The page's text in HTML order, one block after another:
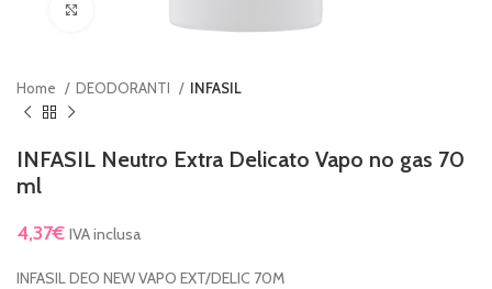
Home DEODORANTI INFASIL
INFASIL Neutro Extra Delicato Vapo no gas 70
ml
4,37€ IVA inclusa
INFASIL DEO NEW VAPO EXT/DELIC 70M